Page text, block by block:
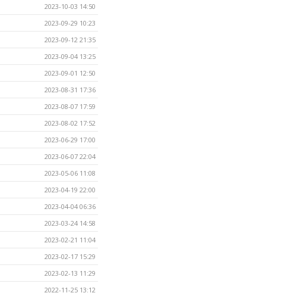
2023-10-03 14:50
2023-09-29 10:23
2023-09-12 21:35
2023-09-04 13:25
2023-09-01 12:50
2023-08-31 17:36
2023-08-07 17:59
2023-08-02 17:52
2023-06-29 17:00
2023-06-07 22:04
2023-05-06 11:08
2023-04-19 22:00
2023-04-04 06:36
2023-03-24 14:58
2023-02-21 11:04
2023-02-17 15:29
2023-02-13 11:29
2022-11-25 13:12